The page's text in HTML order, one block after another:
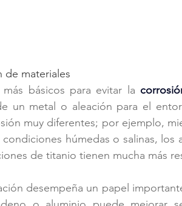
de materiales
básicos para evitar la
un metal o aleación para el
muy diferentes; por ejemplo,
húmedas o salinas, los
de titanio tienen mucha más
desempeña un papel